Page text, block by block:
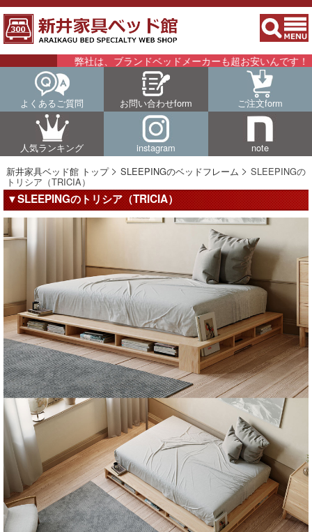
弊社は、ブランドベッドメーカーも超お安いんです！！詳細
よくあるご質問 お問い合わせform ご注文form
人気ランキング instagram
note
新井家具ベッド館 トップ
SLEEPINGのベッドフレーム SLEEPINGの
トリシア（TRICIA）
▼SLEEPINGのトリシア（TRICIA）